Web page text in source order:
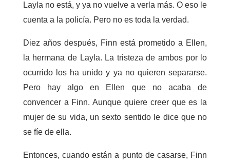
Layla no está, y ya no vuelve a verla más. O eso le
cuenta a la policía. Pero no es toda la verdad.
Diez años después, Finn está prometido a Ellen,
la hermana de Layla. La tristeza de ambos por lo
ocurrido los ha unido y ya no quieren separarse.
Pero hay algo en Ellen que no acaba de
convencer a Finn. Aunque quiere creer que es la
mujer de su vida, un sexto sentido le dice que no
se fíe de ella.
Entonces, cuando están a punto de casarse, Finn